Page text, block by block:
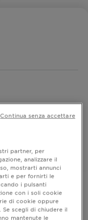
partner, per
analizzare il
mostrarti annunci
e per fornirti le
i pulsanti
con i soli cookie
di cookie oppure
scegli di chiudere il
mantenute le
Continua senza accettare